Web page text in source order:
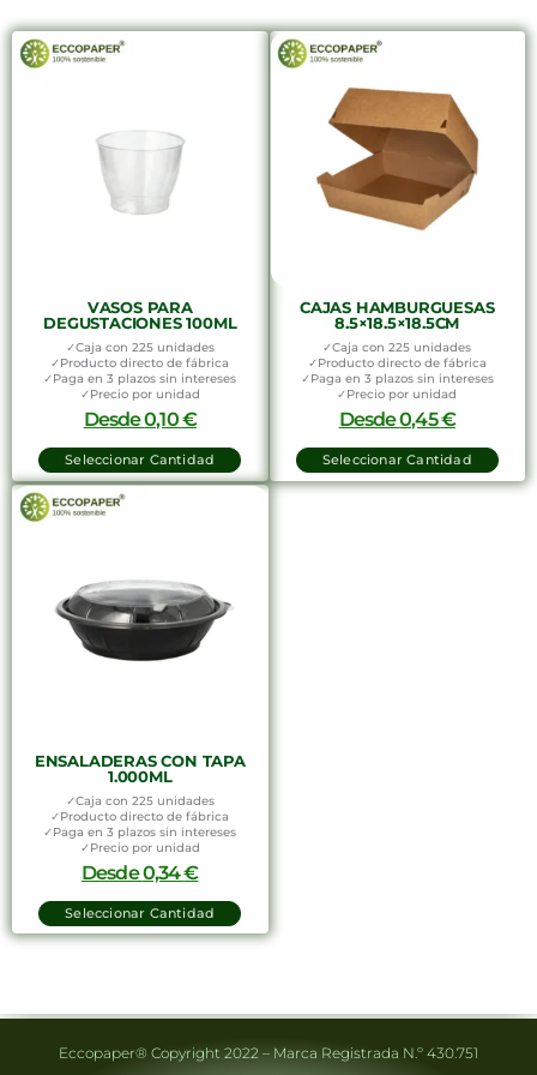
VASOS PARA
DEGUSTACIONES 100ML
✓Caja con 225 unidades
✓Producto directo de fábrica
✓Paga en 3 plazos sin intereses
✓Precio por unidad
Desde0,10€
Seleccionar Cantidad
CAJAS HAMBURGUESAS
8.5×18.5×18.5CM
✓Caja con 225 unidades
✓Producto directo de fábrica
✓Paga en 3 plazos sin intereses
✓Precio por unidad
Desde0,45€
Seleccionar Cantidad
ENSALADERAS CON TAPA
1.000ML
✓Caja con 225 unidades
✓Producto directo de fábrica
✓Paga en 3 plazos sin intereses
✓Precio por unidad
Desde0,34€
Seleccionar Cantidad
Eccopaper® Copyright 2022 – Marca Registrada N.º 430.751